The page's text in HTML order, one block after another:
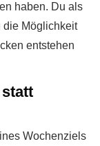
haben. Du als
die Möglichkeit
entstehen
Wochenziels